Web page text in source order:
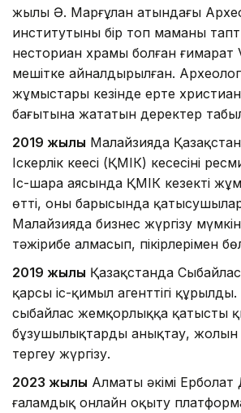
жылы Ә. Марғұлан атындағы
институтының бір топ маманы
несториан храмы болған ғимарат
мешітке айналдырылған.
жұмыстары кезінде ерте христиан
бағытына жататын деректер
2019 жылы Малайзияда
Іскерлік кеңесі (ҚМІК) кеңсесінің
Іс-шара аясында ҚМІК кезекті
өтті, оның барысында
Малайзияда бизнес жүргізу
тәжірибе алмасып, пікірлерімен
2019 жылы Қазақстанда
қарсы іс-қимыл агенттігі
сыбайлас жемқорлыққа қатысты
бұзушылықтарды анықтау, жолын
тергеу жүргізу.
2023 жылы Алматы әкімі
ғаламдық онлайн оқыту